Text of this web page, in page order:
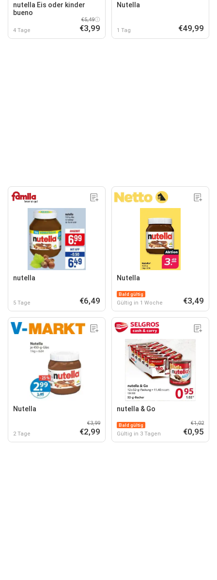
nutella Eis oder kinder
bueno
4 Tage
€5,49
€3,99
Nutella
1 Tag €49,99
nutella
5 Tage €6,49
Nutella
Bald gültig
Gültig in 1 Woche €3,49
Nutella
2 Tage
€3,99
€2,99
nutella & Go
Bald gültig
Gültig in 3 Tagen
€1,02
€0,95